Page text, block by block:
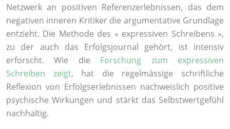
Netzwerk an positiven Referenzerlebnissen, das dem
negativen inneren Kritiker die argumentative Grundlage
entzieht. Die Methode des « expressiven Schreibens »,
zu der auch das Erfolgsjournal gehört, ist intensiv
erforscht. Wie die Forschung zum expressiven
Schreiben zeigt, hat die regelmässige schriftliche
Reflexion von Erfolgserlebnissen nachweislich positive
psychische Wirkungen und stärkt das Selbstwertgefühl
nachhaltig.